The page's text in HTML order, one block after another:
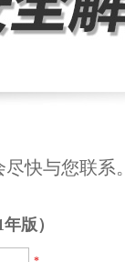
快与您联系。
版）